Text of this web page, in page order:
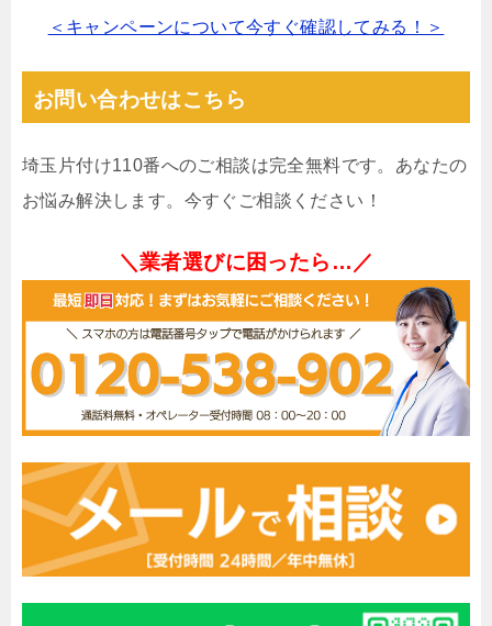
＜キャンペーンについて今すぐ確認してみる！＞
お問い合わせはこちら
埼玉片付け110番へのご相談は完全無料です。あなたの
お悩み解決します。今すぐご相談ください！
＼業者選びに困ったら…／